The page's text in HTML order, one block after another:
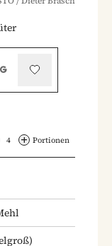
4 Portionen